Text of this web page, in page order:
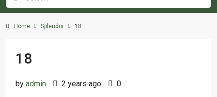
Home Splendor 18
18
by admin 2 years ago 0